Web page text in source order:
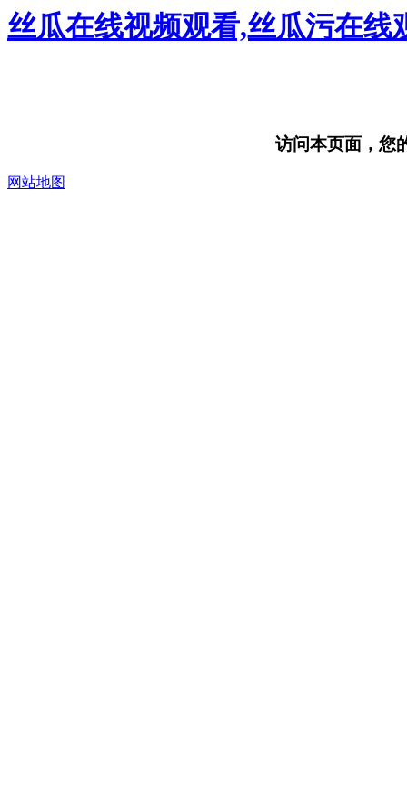
丝瓜在线视频观看,丝瓜污在
访问本页面，您
网站地图